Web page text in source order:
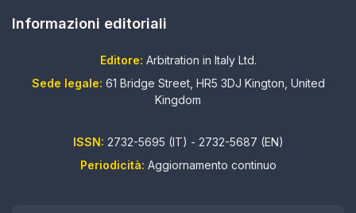
Informazioni editoriali
Editore: Arbitration in Italy Ltd.
Sede legale: 61 Bridge Street, HR5 3DJ Kington, United
Kingdom
ISSN: 2732-5695 (IT) - 2732-5687 (EN)
Periodicità: Aggiornamento continuo